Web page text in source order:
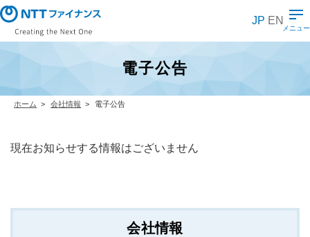
メ
イ
ス
JP EN
メニュー
電子公告
ホーム 会社情報 電子公告
現在お知らせする情報はございません
会社情報